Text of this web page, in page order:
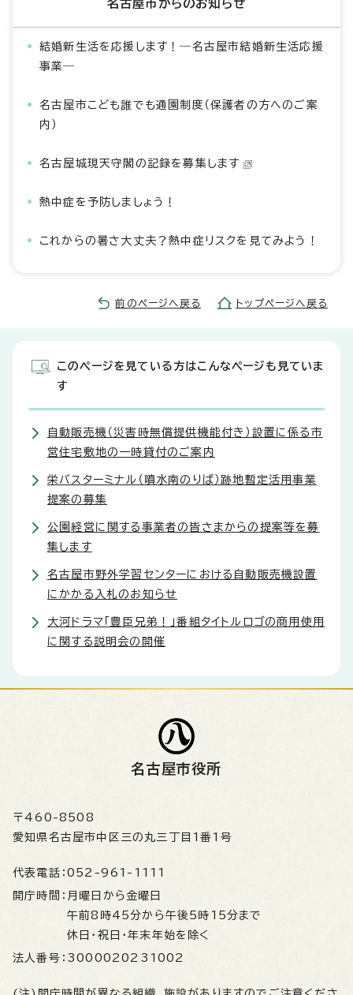
名古屋市からのお知らせ
結婚新生活を応援します！―名古屋市結婚新生活応援
事業―
名古屋市こども誰でも通園制度（保護者の方へのご案
内）
名古屋城現天守閣の記録を募集します
熱中症を予防しましょう！
これからの暑さ大丈夫？熱中症リスクを見てみよう！
前のページへ戻る トップページへ戻る
このページを見ている方はこんなページも見ていま
す
自動販売機（災害時無償提供機能付き）設置に係る市
営住宅敷地の一時貸付のご案内
栄バスターミナル（噴水南のりば）跡地暫定活用事業
提案の募集
公園経営に関する事業者の皆さまからの提案等を募
集します
名古屋市野外学習センターにおける自動販売機設置
にかかる入札のお知らせ
大河ドラマ「豊臣兄弟！」番組タイトルロゴの商用使用
に関する説明会の開催
名古屋市役所
〒460-8508
愛知県名古屋市中区三の丸三丁目1番1号
代表電話： 052-961-1111
開庁時間： 月曜日から金曜日
午前8時45分から午後5時15分まで
休日・祝日・年末年始を除く
法人番号： 3000020231002